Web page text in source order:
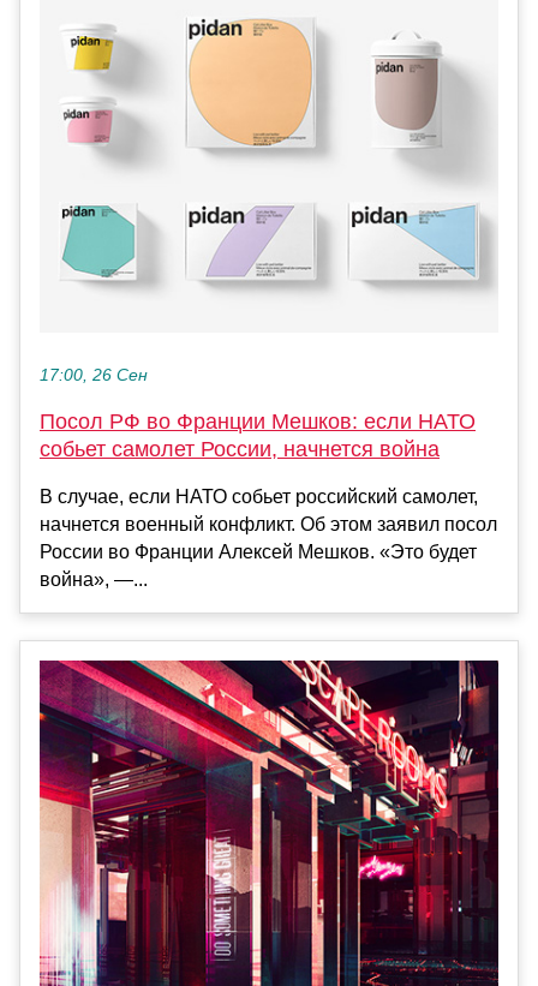
17:00, 26 Сен
Посол РФ во Франции Мешков: если НАТО
собьет самолет России, начнется война
В случае, если НАТО собьет российский самолет,
начнется военный конфликт. Об этом заявил посол
России во Франции Алексей Мешков. «Это будет
война», —...